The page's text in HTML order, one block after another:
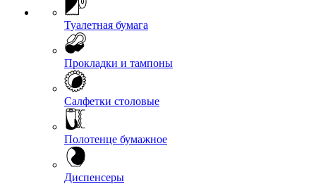
Туалетная бумага
Прокладки и тампоны
Салфетки столовые
Полотенце бумажное
Диспенсеры